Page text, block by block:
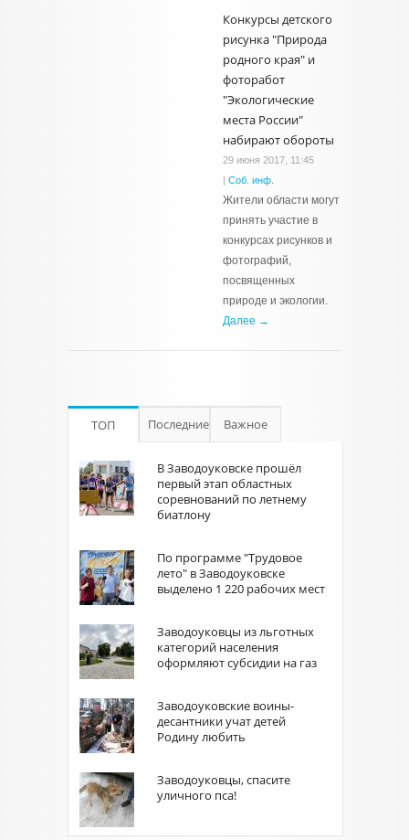
Конкурсы детского
рисунка "Природа
родного края" и
фоторабот
"Экологические
места России"
набирают обороты
29 июня 2017, 11:45
| Соб. инф.
Жители области могут
принять участие в
конкурсах рисунков и
фотографий,
посвященных
природе и экологии.
Далее →
ТОП Последние Важное
В Заводоуковске прошёл
первый этап областных
соревнований по летнему
биатлону
По программе "Трудовое
лето" в Заводоуковске
выделено 1 220 рабочих мест
Заводоуковцы из льготных
категорий населения
оформляют субсидии на газ
Заводоуковские воины-
десантники учат детей
Родину любить
Заводоуковцы, спасите
уличного пса!